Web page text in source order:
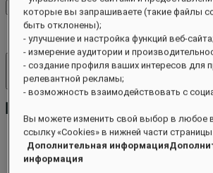
Проверить тарифы
Отели и курорты
Открыть меню
О нас
которые вы запрашиваете (такие файлы
быть отклонены);
- улучшение и настройка функций веб-сайта;
- измерение аудитории и
- создание профиля ваших интересов для
релевантной рекламы;
- возможность взаимодействовать с
Вы можете изменить свой выбор в любое
ссылку «Cookies» в нижней части
Дополнительная
информация